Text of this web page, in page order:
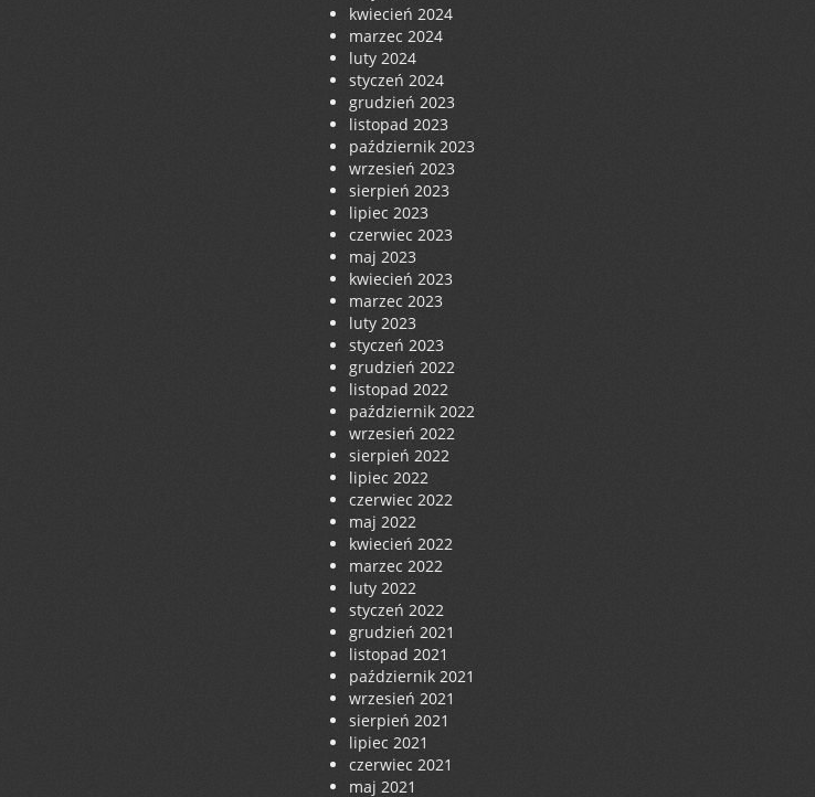
kwiecień 2024
marzec 2024
luty 2024
styczeń 2024
grudzień 2023
listopad 2023
październik 2023
wrzesień 2023
sierpień 2023
lipiec 2023
czerwiec 2023
maj 2023
kwiecień 2023
marzec 2023
luty 2023
styczeń 2023
grudzień 2022
listopad 2022
październik 2022
wrzesień 2022
sierpień 2022
lipiec 2022
czerwiec 2022
maj 2022
kwiecień 2022
marzec 2022
luty 2022
styczeń 2022
grudzień 2021
listopad 2021
październik 2021
wrzesień 2021
sierpień 2021
lipiec 2021
czerwiec 2021
maj 2021